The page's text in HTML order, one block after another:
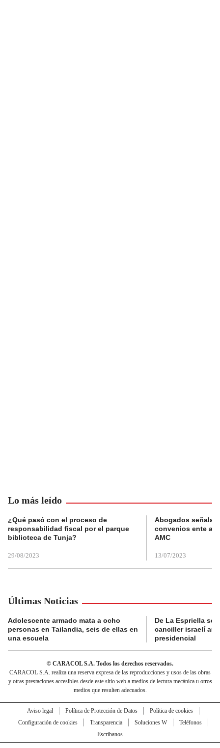
Lo más leído
¿Qué pasó con el proceso de
responsabilidad fiscal por el parque
biblioteca de Tunja?
29/08/2023
Abogados
convenios ente
AMC
13/07/2023
Últimas Noticias
Adolescente armado mata a ocho
personas en Tailandia, seis de ellas en
una escuela
De La Espriella se
canciller israelí
presidencial
© CARACOL S.A. Todos los derechos reservados.
CARACOL S.A. realiza una reserva expresa de las reproducciones y usos de las obras
y otras prestaciones accesibles desde este sitio web a medios de lectura mecánica u otros
medios que resulten adecuados.
Aviso legal Política de Protección de Datos
Política de cookies
Configuración de cookies
Transparencia Soluciones W
Teléfonos
Escríbanos